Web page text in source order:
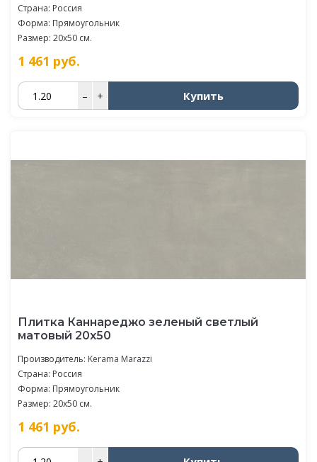
Страна: Россия
Форма: Прямоугольник
Размер: 20x50 см.
1 461 руб.
– + Купить
Плитка Каннареджо зеленый светлый
матовый 20x50
Производитель: Kerama Marazzi
Страна: Россия
Форма: Прямоугольник
Размер: 20x50 см.
1 461 руб.